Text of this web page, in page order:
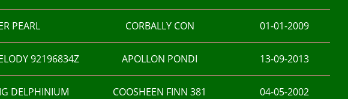
PEARL CORBALLY CON 01-01-2009
92196834Z APOLLON PONDI 13-09-2013
DELPHINIUM COOSHEEN FINN 381 04-05-2002